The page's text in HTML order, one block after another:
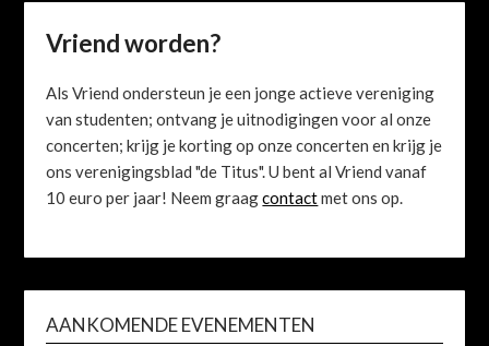
Vriend worden?
Als Vriend ondersteun je een jonge actieve vereniging
van studenten; ontvang je uitnodigingen voor al onze
concerten; krijg je korting op onze concerten en krijg je
ons verenigingsblad "de Titus". U bent al Vriend vanaf
10 euro per jaar! Neem graagcontactmet ons op.
AANKOMENDE EVENEMENTEN